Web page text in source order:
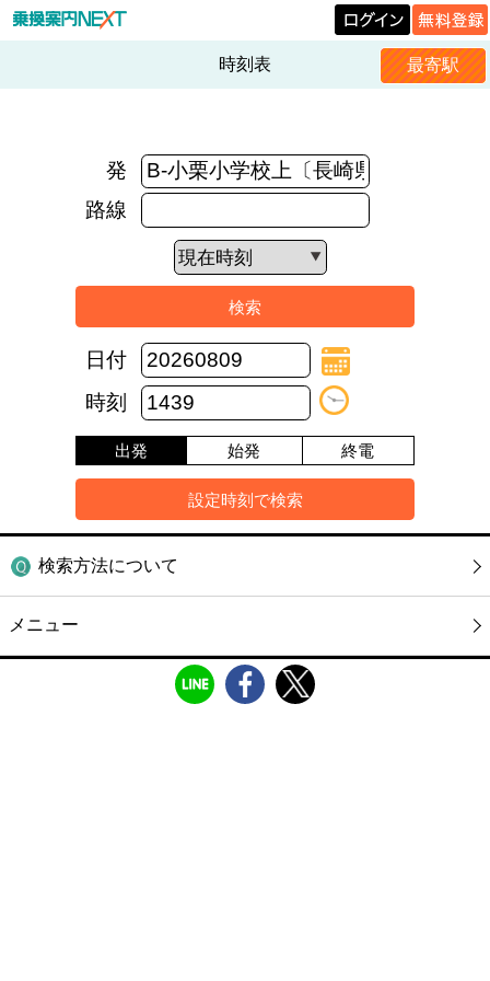
時刻表 最寄駅
発
路線
日付
時刻
出発 始発 終電
検索方法について
メニュー